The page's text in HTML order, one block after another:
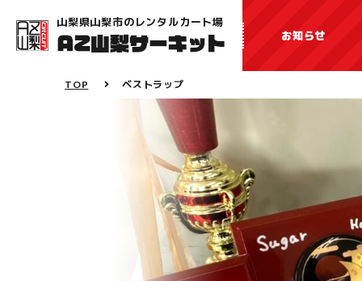
山梨県山梨市のレンタルカート場
お知らせ
TOP ベストラップ